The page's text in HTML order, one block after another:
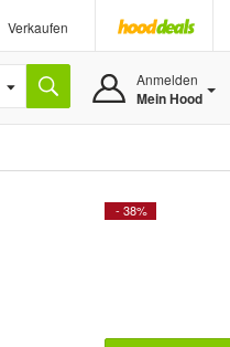
Verkaufen
Anmelden
Mein Hood
- 38%